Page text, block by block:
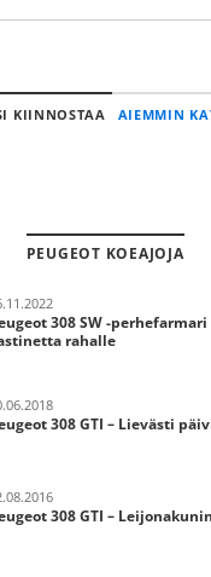
KIINNOSTAA AIEMMIN
PEUGEOT KOEAJOJA
308 SW -
rahalle
308 GTI – Lievästi
308 GTI –